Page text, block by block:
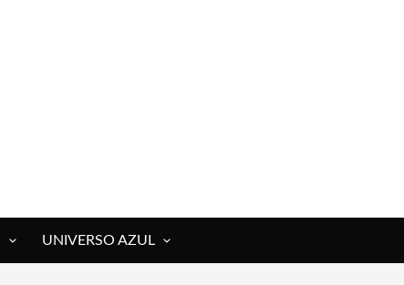
UNIVERSO AZUL